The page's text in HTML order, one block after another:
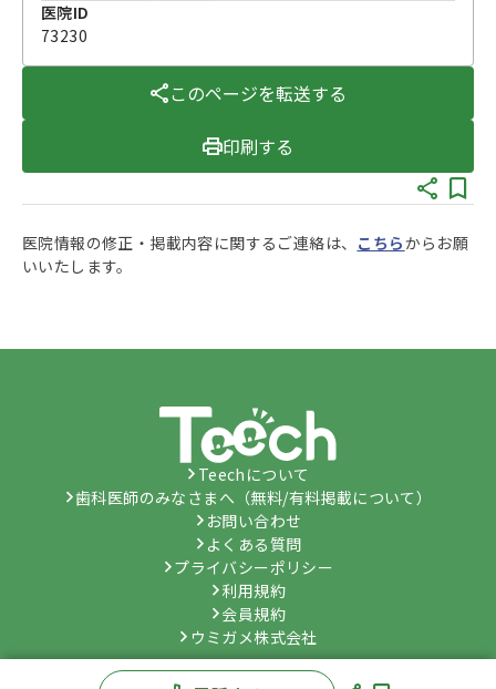
医院ID
73230
このページを転送する
印刷する
医院情報の修正・掲載内容に関するご連絡は、 こちらからお願
いいたします。
Teechについて
歯科医師のみなさまへ（無料/有料掲載について）
お問い合わせ
よくある質問
プライバシーポリシー
利用規約
会員規約
ウミガメ株式会社